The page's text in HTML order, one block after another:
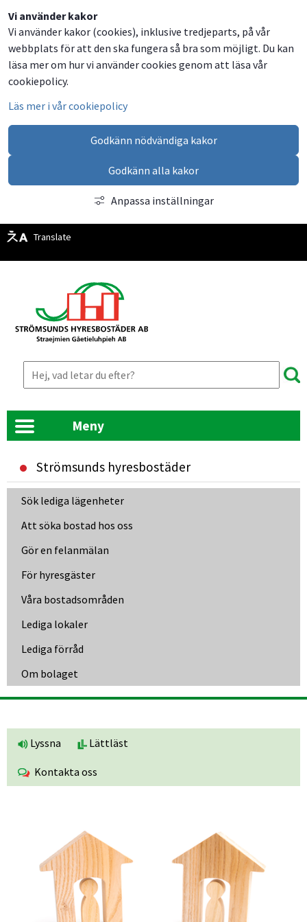
Vi använder kakor
Vi använder kakor (cookies), inklusive tredjeparts, på vår
webbplats för att den ska fungera så bra som möjligt. Du kan
läsa mer om hur vi använder cookies genom att läsa vår
cookiepolicy.
Läs mer i vår cookiepolicy
Godkänn nödvändiga kakor
Godkänn alla kakor
Anpassa inställningar
Translate
Meny
Strömsunds hyresbostäder
Sök lediga lägenheterLänk till annan webbplats, öppnas i
Att söka bostad hos oss
Gör en felanmälan
För hyresgäster
Våra bostadsområden
Lediga lokaler
Lediga förråd
Om bolaget
Lyssna Lättläst
Kontakta oss
Dela
på
Facebook
Dela
på
Twitter
Dela
på
LinkedIn
Dela
via
email